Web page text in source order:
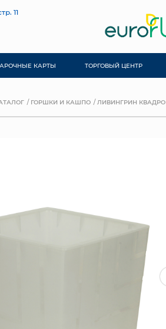
11
КАРТЫ ТОРГОВЫЙ ЦЕНТР
ГОРШКИ И КАШПО ЛИВИНГРИН КВАДРО